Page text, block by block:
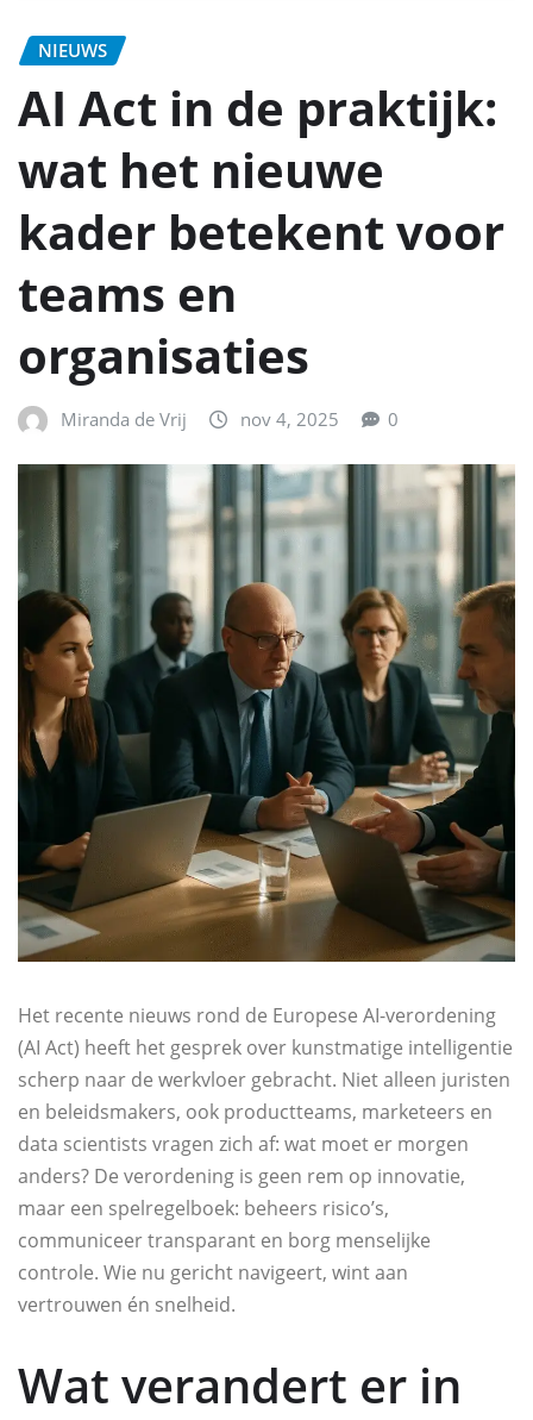
NIEUWS
AI Act in de praktijk:
wat het nieuwe
kader betekent voor
teams en
organisaties
Miranda de Vrij nov 4, 2025 0
Het recente nieuws rond de Europese AI-verordening
(AI Act) heeft het gesprek over kunstmatige intelligentie
scherp naar de werkvloer gebracht. Niet alleen juristen
en beleidsmakers, ook productteams, marketeers en
data scientists vragen zich af: wat moet er morgen
anders? De verordening is geen rem op innovatie,
maar een spelregelboek: beheers risico’s,
communiceer transparant en borg menselijke
controle. Wie nu gericht navigeert, wint aan
vertrouwen én snelheid.
Wat verandert er in